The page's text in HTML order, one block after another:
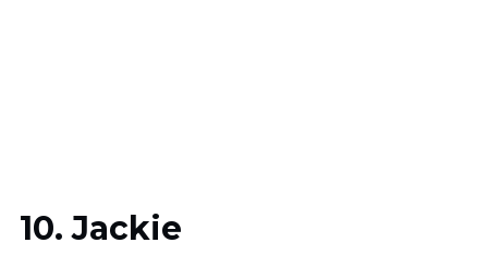
10. Jackie